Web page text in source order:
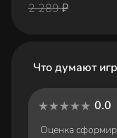
2 289 ₽
Что думают
0.0
Оценка